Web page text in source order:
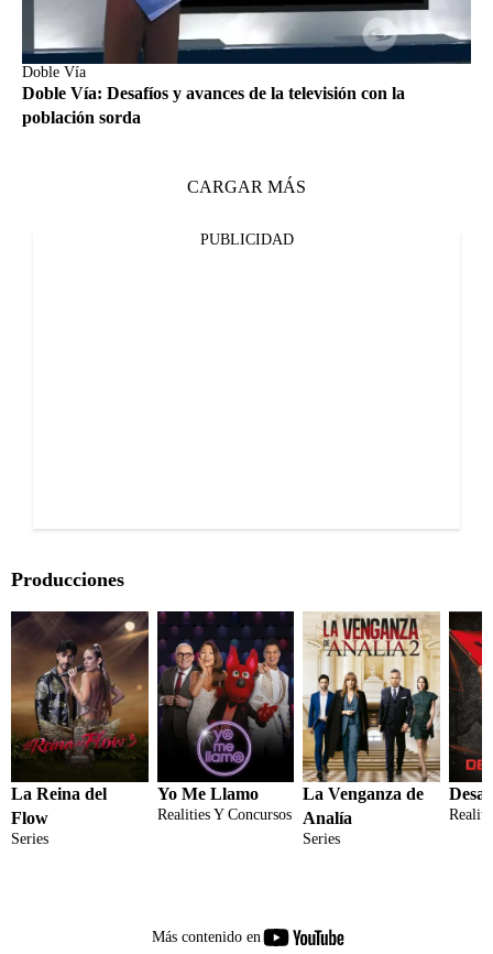
Doble Vía
Doble Vía: Desafíos y avances de la televisión con la
población sorda
CARGAR MÁS
PUBLICIDAD
Producciones
La Reina del
Flow
Series
Yo Me Llamo
Realities Y Concursos
La Venganza de
Analía
Series
Más contenido en
youtube-